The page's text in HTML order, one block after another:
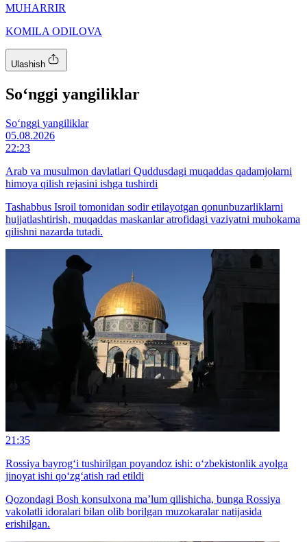
MUHARRIR
KOMILA ODILOVA
Ulashish
So‘nggi yangiliklar
So‘nggi yangiliklar
05.08.2026
22:23
Arab va musulmon davlatlari Quddusdagi muqaddas qadamjolarni
himoya qilish rejasini ishga tushirdi
Tashabbus Isroil tomonidan sodir etilayotgan qonunbuzarliklarni
hujjatlashtirish, muqaddas maskanlar atrofidagi vaziyatni muhokama
qilishni nazarda tutadi.
21:35
Rossiya bayrog‘i tushirilgan poyandoz ishi: o‘zbekistonlik ayolga
jinoyat ishi qo‘zg‘atish rad etildi
Qozondagi Bosh konsulxona ma’lum qilishicha, bunga Rossiya
vakolatli idoralari bilan olib borilgan muzokaralar natijasida
erishilgan.